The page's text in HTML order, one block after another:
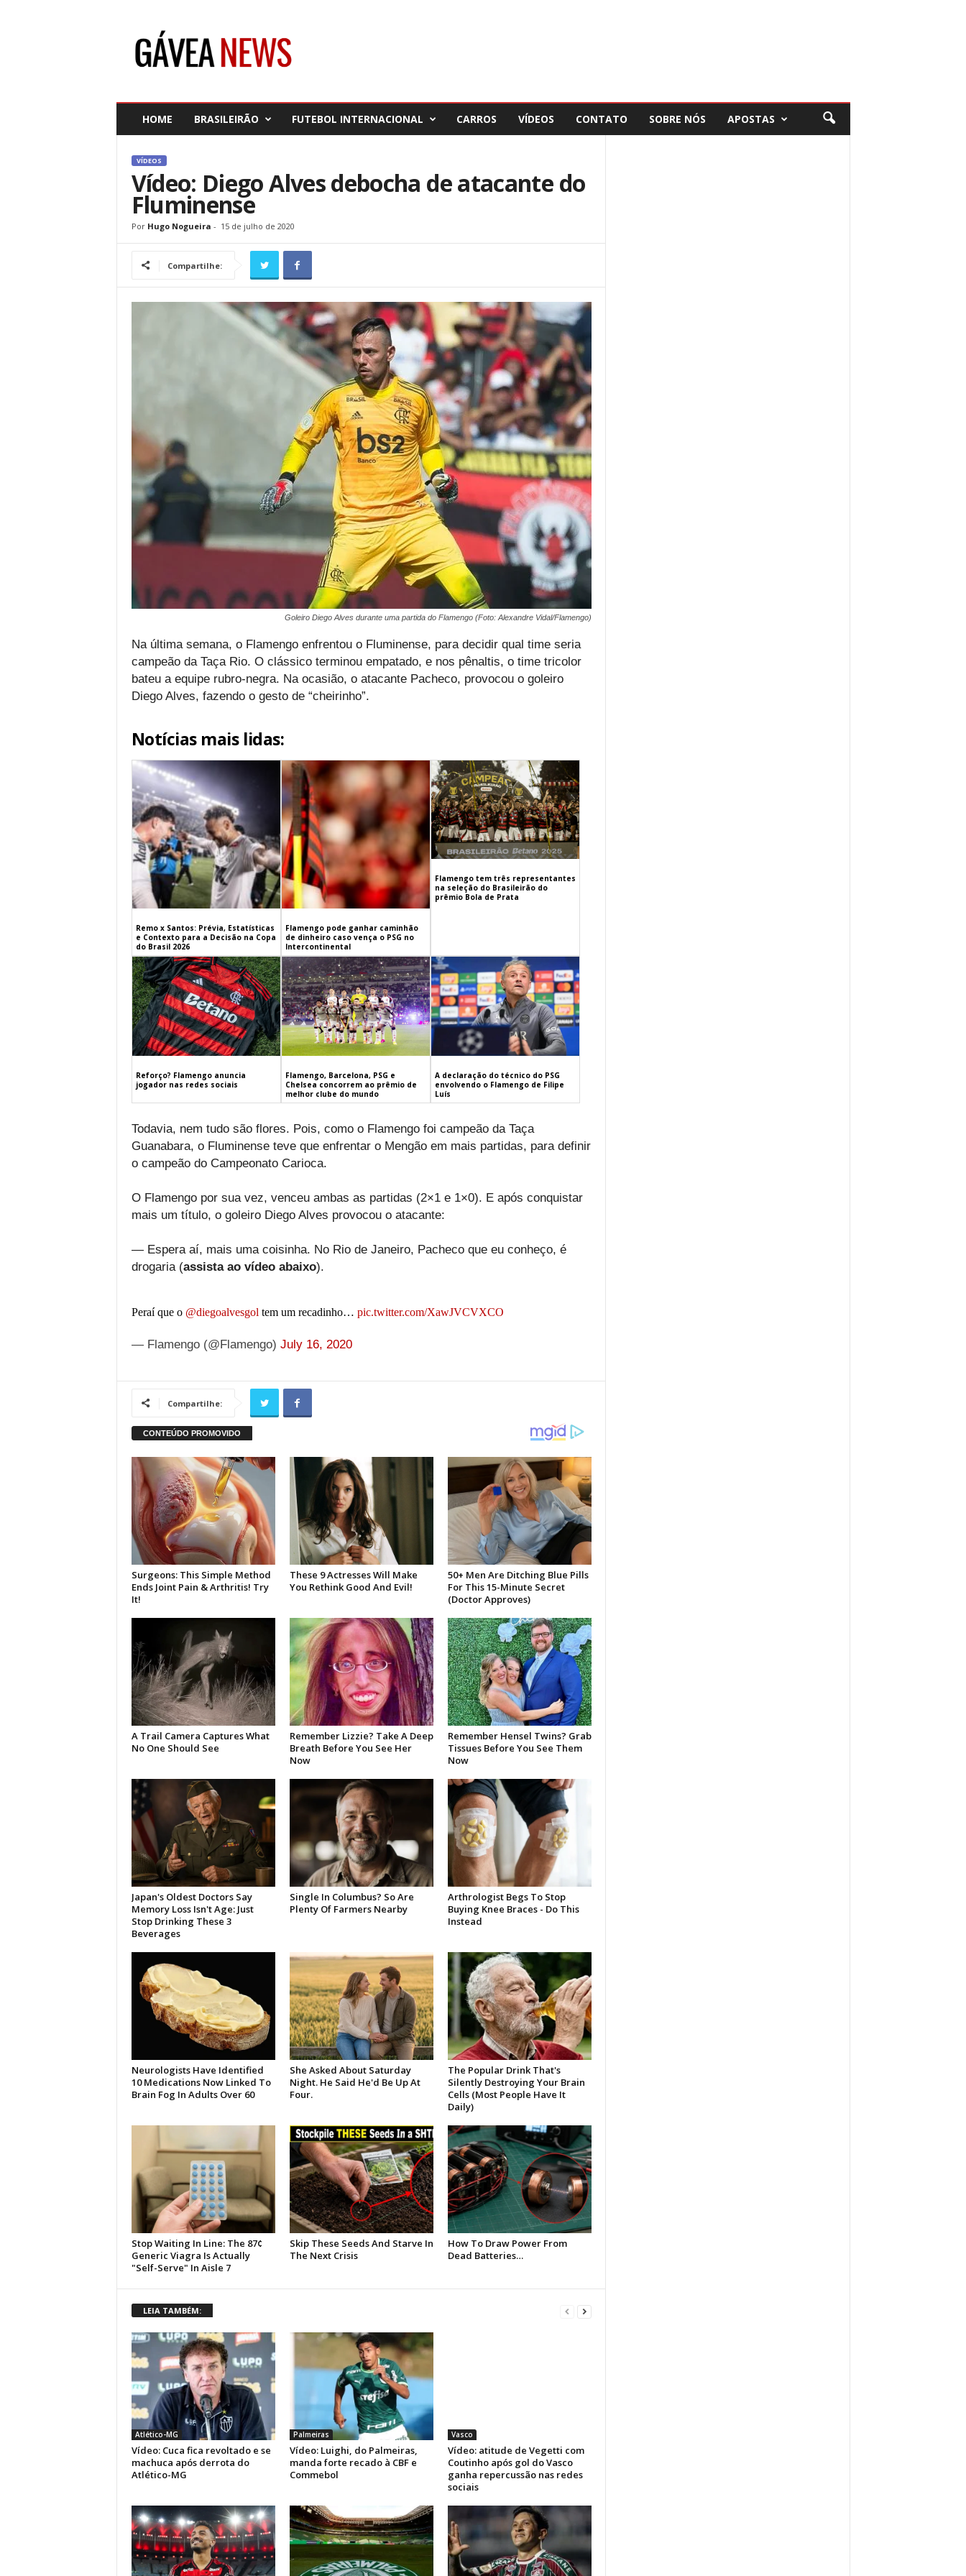
HOME BRASILEIRÃO FUTEBOL INTERNACIONAL CARROS VÍDEOS CONTATO SOBRE NÓS APOSTAS
VÍDEOS
Vídeo: Diego Alves debocha de atacante do
Fluminense
Por Hugo Nogueira - 15 de julho de 2020
Compartilhe:
Goleiro Diego Alves durante uma partida do Flamengo (Foto: Alexandre Vidal/Flamengo)
Na última semana, o Flamengo enfrentou o Fluminense, para decidir qual time seria
campeão da Taça Rio. O clássico terminou empatado, e nos pênaltis, o time tricolor
bateu a equipe rubro-negra. Na ocasião, o atacante Pacheco, provocou o goleiro
Diego Alves, fazendo o gesto de “cheirinho”.
Notícias mais lidas:
Remo x Santos: Prévia, Estatísticas
e Contexto para a Decisão na Copa
do Brasil 2026
Flamengo pode ganhar caminhão
de dinheiro caso vença o PSG no
Intercontinental
Flamengo tem três representantes
na seleção do Brasileirão do
prêmio Bola de Prata
Reforço? Flamengo anuncia
jogador nas redes sociais
Flamengo, Barcelona, PSG e
Chelsea concorrem ao prêmio de
melhor clube do mundo
A declaração do técnico do PSG
envolvendo o Flamengo de Filipe
Luís
Todavia, nem tudo são flores. Pois, como o Flamengo foi campeão da Taça
Guanabara, o Fluminense teve que enfrentar o Mengão em mais partidas, para definir
o campeão do Campeonato Carioca.
O Flamengo por sua vez, venceu ambas as partidas (2×1 e 1×0). E após conquistar
mais um título, o goleiro Diego Alves provocou o atacante:
— Espera aí, mais uma coisinha. No Rio de Janeiro, Pacheco que eu conheço, é
drogaria (assista ao vídeo abaixo).
Peraí que o @diegoalvesgol tem um recadinho… pic.twitter.com/XawJVCVXCO
— Flamengo (@Flamengo) July 16, 2020
Compartilhe:
LEIA TAMBÉM:
Atlético-MG
Vídeo: Cuca fica revoltado e se
machuca após derrota do
Atlético-MG
Palmeiras
Vídeo: Luighi, do Palmeiras,
manda forte recado à CBF e
Commebol
Vasco
Vídeo: atitude de Vegetti com
Coutinho após gol do Vasco
ganha repercussão nas redes
sociais